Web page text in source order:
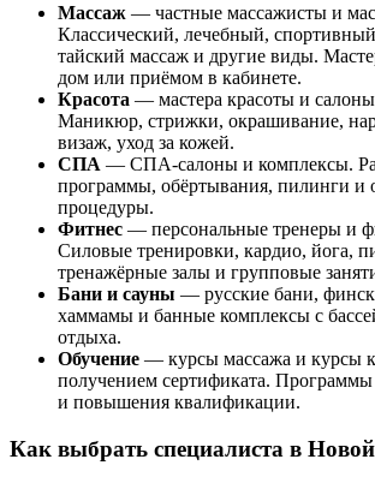
Массаж — частные массажисты и
Классический, лечебный,
тайский массаж и другие виды.
дом или приёмом в кабинете.
Красота — мастера красоты и
Маникюр, стрижки, окрашивание,
визаж, уход за кожей.
СПА — СПА-салоны и комплексы.
программы, обёртывания, пилинги и
процедуры.
Фитнес — персональные тренеры и
Силовые тренировки, кардио, йога,
тренажёрные залы и групповые
Бани и сауны — русские бани,
хаммамы и банные комплексы с
отдыха.
Обучение — курсы массажа и курсы
получением сертификата.
и повышения квалификации.
Как выбрать специалиста в